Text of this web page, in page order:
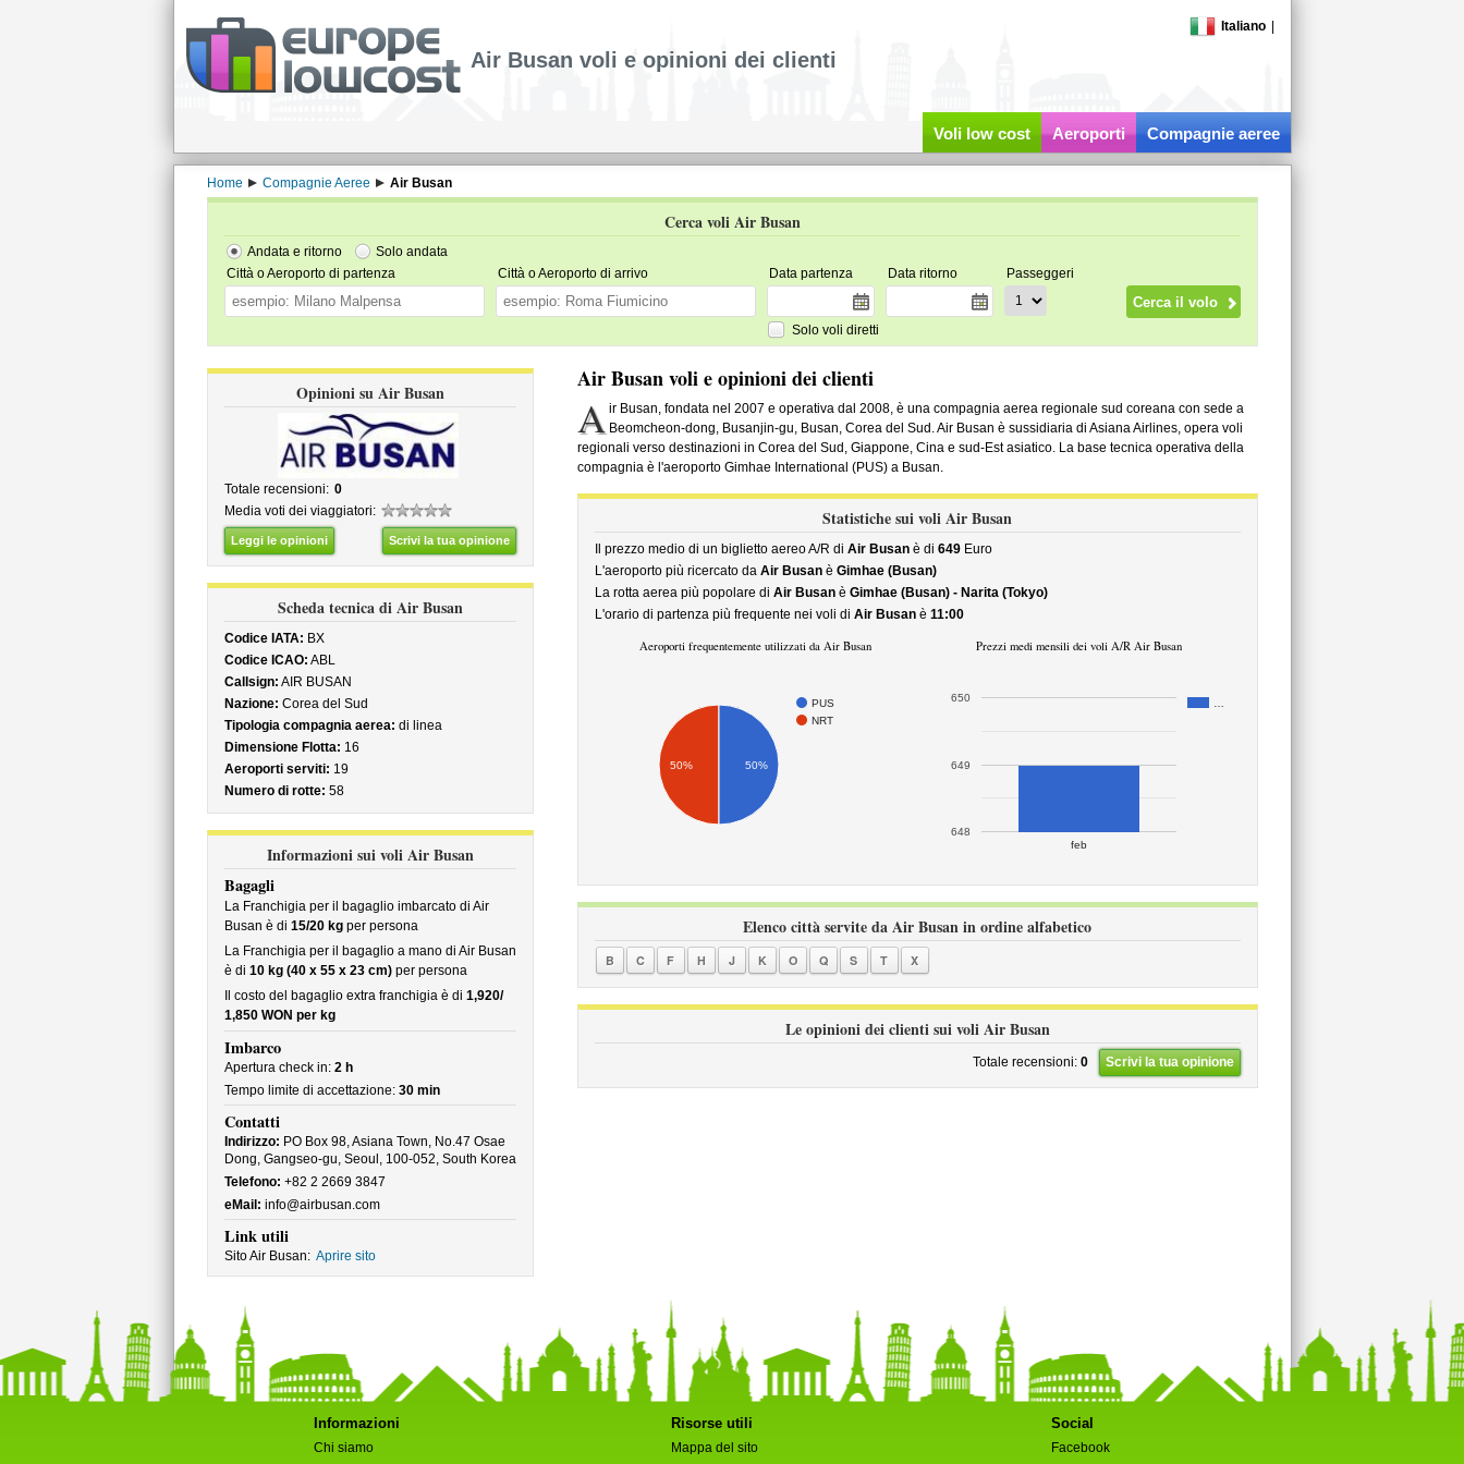
Italiano
Air Busan voli e opinioni dei clienti
Voli low cost Aeroporti Compagnie aeree
Home Compagnie Aeree Air Busan
Cerca voli Air Busan
Andata e ritorno
Solo andata
Città o Aeroporto di partenza
Città o Aeroporto di arrivo Data partenza Data ritorno Passeggeri
Solo voli diretti
Opinioni su Air Busan
Totale recensioni: 0
Media voti dei viaggiatori:
Leggi le opinioni Scrivi la tua opinione
Scheda tecnica di Air Busan
Codice IATA: BX
Codice ICAO: ABL
Callsign: AIR BUSAN
Nazione: Corea del Sud
Tipologia compagnia aerea: di linea
Dimensione Flotta: 16
Aeroporti serviti: 19
Numero di rotte: 58
Informazioni sui voli Air Busan
Bagagli
La Franchigia per il bagaglio imbarcato di Air
Busan è di 15/20 kgper persona
La Franchigia per il bagaglio a mano di Air Busan
è di 10 kg (40 x 55 x 23 cm)per persona
Il costo del bagaglio extra franchigia è di 1,920/
1,850 WON per kg
Imbarco
Apertura check in: 2 h
Tempo limite di accettazione: 30 min
Contatti
Indirizzo: PO Box 98, Asiana Town, No.47 Osae
Dong, Gangseo-gu, Seoul, 100-052, South Korea
Telefono: +82 2 2669 3847
eMail: info@airbusan.com
Link utili
Sito Air Busan: Aprire sito
Air Busan voli e opinioni dei clienti
A ir Busan, fondata nel 2007 e operativa dal 2008, è una compagnia aerea regionale sud coreana con sede a
Beomcheon-dong, Busanjin-gu, Busan, Corea del Sud. Air Busan è sussidiaria di Asiana Airlines, opera voli
regionali verso destinazioni in Corea del Sud, Giappone, Cina e sud-Est asiatico. La base tecnica operativa della
compagnia è l'aeroporto Gimhae International (PUS) a Busan.
Statistiche sui voli Air Busan
Il prezzo medio di un biglietto aereo A/R di Air Busanè di 649Euro
L'aeroporto più ricercato da Air Busanè Gimhae (Busan)
La rotta aerea più popolare di Air Busanè Gimhae (Busan) - Narita (Tokyo)
L'orario di partenza più frequente nei voli di Air Busanè 11:00
Aeroporti frequentemente utilizzati da Air Busan
PUS
NRT
50% 50%
Prezzi medi mensili dei voli A/R Air Busan
feb
648
649
650
Elenco città servite da Air Busan in ordine alfabetico
B C F H J K O Q S T X
Le opinioni dei clienti sui voli Air Busan
Totale recensioni: 0 Scrivi la tua opinione
Informazioni
Chi siamo
Risorse utili
Mappa del sito
Social
Facebook